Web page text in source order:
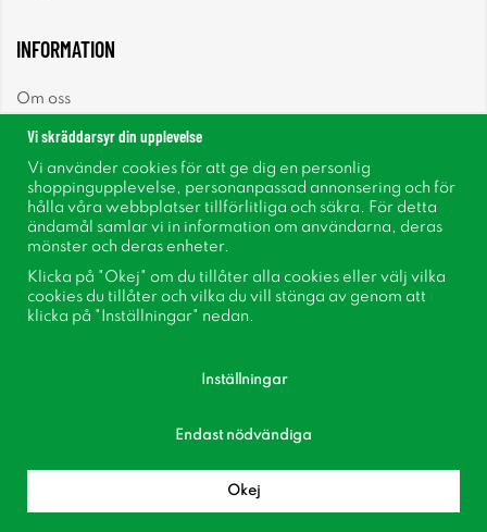
INFORMATION
Om oss
Nyhetsbrev
Om cookies
Inspiration
Bli medlem i vår kundklubb!
Vi skräddarsyr din upplevelse
Vi använder cookies för att ge dig en personlig
shoppingupplevelse, personanpassad annonsering och för
hålla våra webbplatser tillförlitliga och säkra. För detta
ändamål samlar vi in information om användarna, deras
mönster och deras enheter.
Klicka på "Okej" om du tillåter alla cookies eller välj vilka
cookies du tillåter och vilka du vill stänga av genom att
klicka på "Inställningar" nedan.
Inställningar
Endast nödvändiga
Okej